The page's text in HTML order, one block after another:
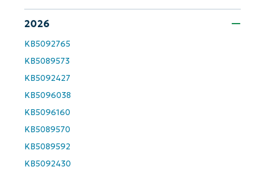
2026
KB5092765
KB5089573
KB5092427
KB5096038
KB5096160
KB5089570
KB5089592
KB5092430